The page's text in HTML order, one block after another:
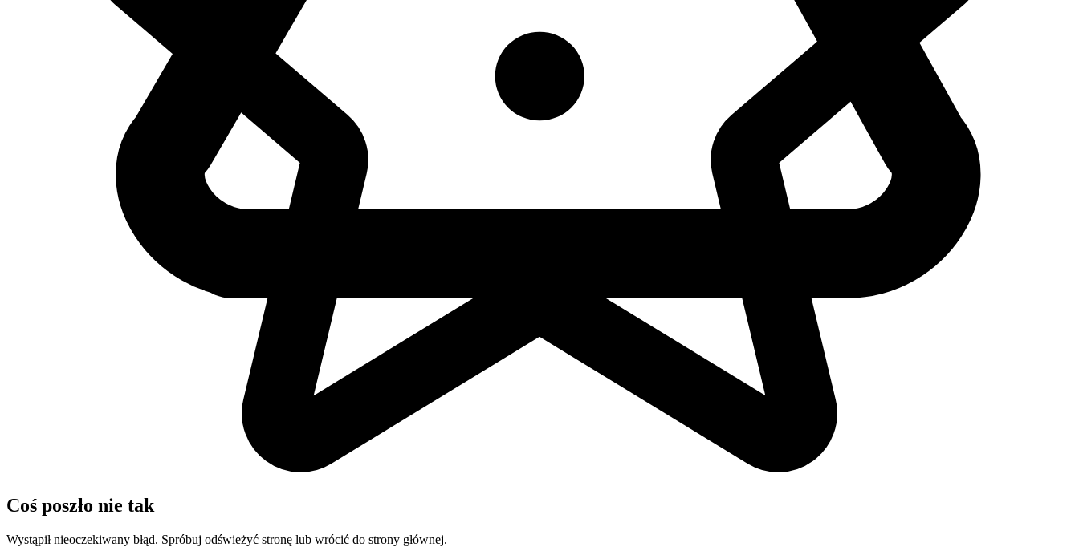
Coś poszło nie tak
Wystąpił nieoczekiwany błąd. Spróbuj odświeżyć stronę lub wrócić do strony głównej.